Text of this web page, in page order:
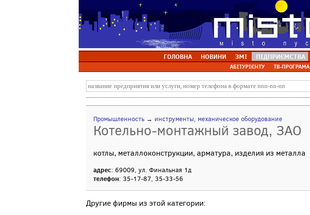
ГОЛОВНА НОВИНИ ЗМІ ПІДПРИЄМСТВА
АБІТУРІЄНТУ ТВ-ПРОГРАМА
Промышленность → инструменты, механическое оборудование
Котельно-монтажный завод, ЗАО
котлы, металлоконструкции, арматура, изделия из металла
адрес: 69009, ул. Финальная 1д
телефон: 35-17-87, 35-33-56
Другие фирмы из этой категории: